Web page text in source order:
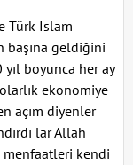
Türk İslam
başına geldiğini
boyunca her ay
ekonomiye
açım diyenler
lar Allah
menfaatleri kendi